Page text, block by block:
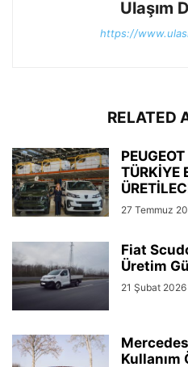
Ulaşım
https://
RELATED
TÜRKİYE
27 Temmuz
Fiat
Üretim
21 Şubat 2026
Kullanım